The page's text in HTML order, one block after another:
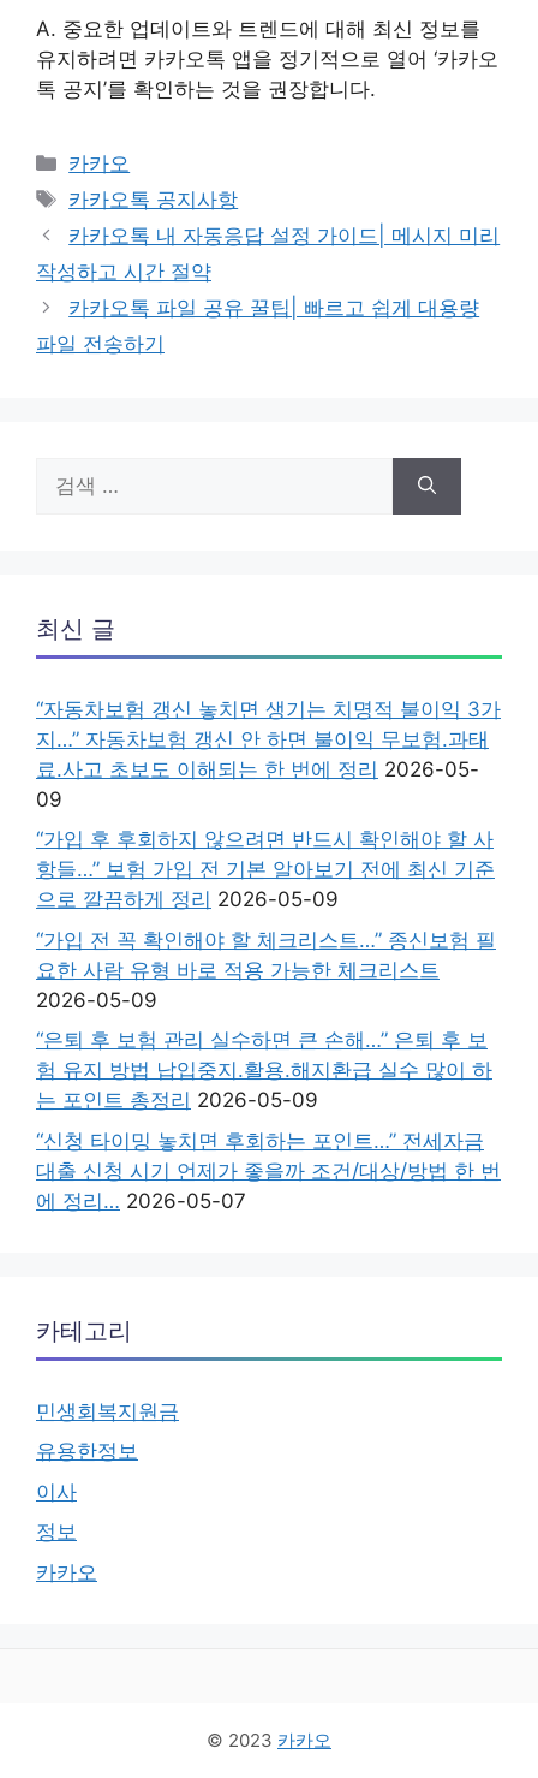
A. 중요한 업데이트와 트렌드에 대해 최신 정보를
유지하려면 카카오톡 앱을 정기적으로 열어 ‘카카오
톡 공지’를 확인하는 것을 권장합니다.
카
테
고
리
카카오
태
그
카카오톡 공지사항
카카오톡 내 자동응답 설정 가이드| 메시지 미리
작성하고 시간 절약
카카오톡 파일 공유 꿀팁| 빠르고 쉽게 대용량
파일 전송하기
색:
최신 글
“자동차보험 갱신 놓치면 생기는 치명적 불이익 3가
지…” 자동차보험 갱신 안 하면 불이익 무보험.과태
료.사고 초보도 이해되는 한 번에 정리 2026-05-
09
“가입 후 후회하지 않으려면 반드시 확인해야 할 사
항들…” 보험 가입 전 기본 알아보기 전에 최신 기준
으로 깔끔하게 정리 2026-05-09
“가입 전 꼭 확인해야 할 체크리스트…” 종신보험 필
요한 사람 유형 바로 적용 가능한 체크리스트
2026-05-09
“은퇴 후 보험 관리 실수하면 큰 손해…” 은퇴 후 보
험 유지 방법 납입중지.활용.해지환급 실수 많이 하
는 포인트 총정리 2026-05-09
“신청 타이밍 놓치면 후회하는 포인트…” 전세자금
대출 신청 시기 언제가 좋을까 조건/대상/방법 한 번
에 정리… 2026-05-07
카테고리
민생회복지원금
유용한정보
이사
정보
카카오
© 2023 카카오